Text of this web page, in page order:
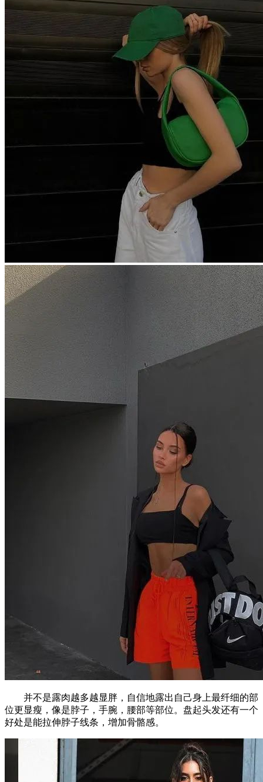
并不是露肉越多越显胖，自信地露出自己身上最纤细的部
位更显瘦，像是脖子，手腕，腰部等部位。盘起头发还有一个
好处是能拉伸脖子线条，增加骨骼感。